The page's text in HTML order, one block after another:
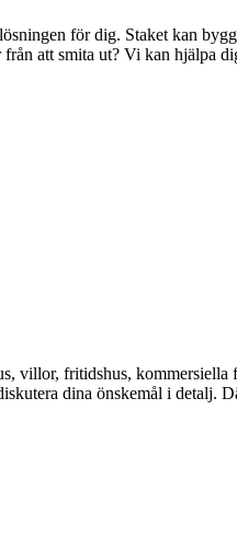
för dig. Staket kan
att smita ut? Vi kan hjälpa
villor, fritidshus,
dina önskemål i